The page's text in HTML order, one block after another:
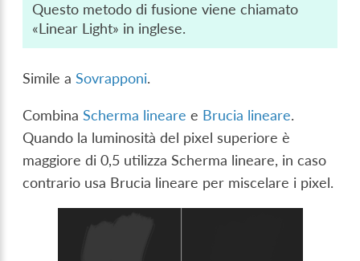
Questo metodo di fusione viene chiamato
«Linear Light» in inglese.
Simile aSovrapponi.
CombinaScherma lineare e Brucia lineare.
Quando la luminosità del pixel superiore è
maggiore di 0,5 utilizza Scherma lineare, in caso
contrario usa Brucia lineare per miscelare i pixel.